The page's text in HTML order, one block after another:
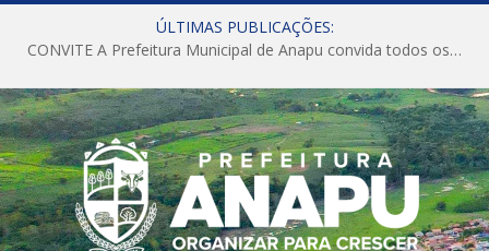
ÚLTIMAS PUBLICAÇÕES:
CONVITE A Prefeitura Municipal de Anapu convida todos os servidores públicos municipais para participarem da Audiência Pública de discussão da Lei de Diretrizes Orçamentárias (LDO), importante instrumento de planejamento das ações e investimentos da Administração Pública para o próximo exercício financeiro.